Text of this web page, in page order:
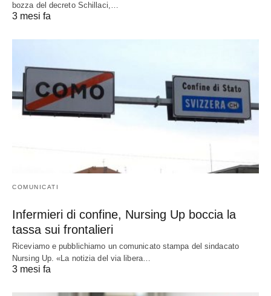
bozza del decreto Schillaci,…
3 mesi fa
COMUNICATI
Infermieri di confine, Nursing Up boccia la
tassa sui frontalieri
Riceviamo e pubblichiamo un comunicato stampa del sindacato
Nursing Up. «La notizia del via libera…
3 mesi fa